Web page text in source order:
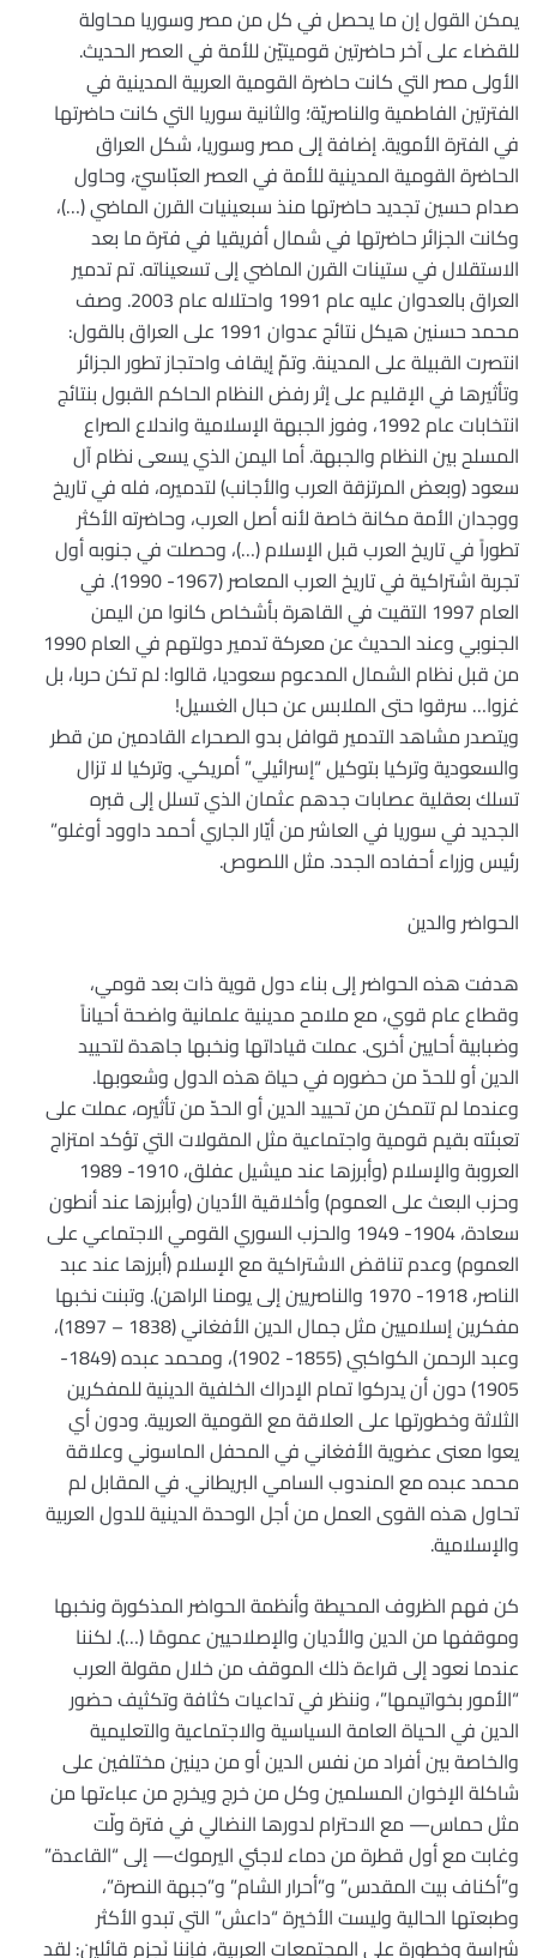
يمكن القول إن ما يحصل في كل من مصر وسوريا محاولة
للقضاء على آخر حاضرتين قوميتيّن للأمة في العصر الحديث.
الأولى مصر التي كانت حاضرة القومية العربية المدينية في
الفترتين الفاطمية والناصريّة؛ والثانية سوريا التي كانت حاضرتها
في الفترة الأموية. إضافة إلى مصر وسوريا، شكل العراق
الحاضرة القومية المدينية للأمة في العصر العبّاسيّ، وحاول
صدام حسين تجديد حاضرتها منذ سبعينيات القرن الماضي (…)،
وكانت الجزائر حاضرتها في شمال أفريقيا في فترة ما بعد
الاستقلال في ستينات القرن الماضي إلى تسعيناته. تم تدمير
العراق بالعدوان عليه عام 1991 واحتلاله عام 2003. وصف
محمد حسنين هيكل نتائج عدوان 1991 على العراق بالقول:
انتصرت القبيلة على المدينة. وتمّ إيقاف واحتجاز تطور الجزائر
وتأثيرها في الإقليم على إثر رفض النظام الحاكم القبول بنتائج
انتخابات عام 1992، وفوز الجبهة الإسلامية واندلاع الصراع
المسلح بين النظام والجبهة. أما اليمن الذي يسعى نظام آل
سعود (وبعض المرتزقة العرب والأجانب) لتدميره، فله في تاريخ
ووجدان الأمة مكانة خاصة لأنه أصل العرب، وحاضرته الأكثر
تطوراً في تاريخ العرب قبل الإسلام (…)، وحصلت في جنوبه أول
تجربة اشتراكية في تاريخ العرب المعاصر (1967- 1990). في
العام 1997 التقيت في القاهرة بأشخاص كانوا من اليمن
الجنوبي وعند الحديث عن معركة تدمير دولتهم في العام 1990
من قبل نظام الشمال المدعوم سعوديا، قالوا: لم تكن حربا، بل
غزوا… سرقوا حتى الملابس عن حبال الغسيل!
ويتصدر مشاهد التدمير قوافل بدو الصحراء القادمين من قطر
والسعودية وتركيا بتوكيل “إسرائيلي” أمريكي. وتركيا لا تزال
تسلك بعقلية عصابات جدهم عثمان الذي تسلل إلى قبره
الجديد في سوريا في العاشر من أيّار الجاري أحمد داوود أوغلو”
رئيس وزراء أحفاده الجدد. مثل اللصوص.
الحواضر والدين
هدفت هذه الحواضر إلى بناء دول قوية ذات بعد قومي،
وقطاع عام قوي، مع ملامح مدينية علمانية واضحة أحياناً
وضبابية أحايين أخرى. عملت قياداتها ونخبها جاهدة لتحييد
الدين أو للحدّ من حضوره في حياة هذه الدول وشعوبها.
وعندما لم تتمكن من تحييد الدين أو الحدّ من تأثيره، عملت على
تعبئته بقيم قومية واجتماعية مثل المقولات التي تؤكد امتزاج
العروبة والإسلام (وأبرزها عند ميشيل عفلق، 1910- 1989
وحزب البعث على العموم) وأخلاقية الأديان (وأبرزها عند أنطون
سعادة، 1904- 1949 والحزب السوري القومي الاجتماعي على
العموم) وعدم تناقض الاشتراكية مع الإسلام (أبرزها عند عبد
الناصر، 1918- 1970 والناصريين إلى يومنا الراهن). وتبنت نخبها
مفكرين إسلاميين مثل جمال الدين الأفغاني (1838 – 1897)،
وعبد الرحمن الكواكبي (1855- 1902)، ومحمد عبده (1849-
1905) دون أن يدركوا تمام الإدراك الخلفية الدينية للمفكرين
الثلاثة وخطورتها على العلاقة مع القومية العربية. ودون أي
يعوا معنى عضوية الأفغاني في المحفل الماسوني وعلاقة
محمد عبده مع المندوب السامي البريطاني. في المقابل لم
تحاول هذه القوى العمل من أجل الوحدة الدينية للدول العربية
والإسلامية.
كن فهم الظروف المحيطة وأنظمة الحواضر المذكورة ونخبها
وموقفها من الدين والأديان والإصلاحيين عمومًا (…). لكننا
عندما نعود إلى قراءة ذلك الموقف من خلال مقولة العرب
“الأمور بخواتيمها”، وننظر في تداعيات كثافة وتكثيف حضور
الدين في الحياة العامة السياسية والاجتماعية والتعليمية
والخاصة بين أفراد من نفس الدين أو من دينين مختلفين على
شاكلة الإخوان المسلمين وكل من خرج ويخرج من عباءتها من
مثل حماس— مع الاحترام لدورها النضالي في فترة ولّت
وغابت مع أول قطرة من دماء لاجئي اليرموك— إلى “القاعدة”
و”أكناف بيت المقدس” و”أحرار الشام” و”جبهة النصرة”،
وطبعتها الحالية وليست الأخيرة “داعش” التي تبدو الأكثر
شراسة وخطورة على المجتمعات العربية، فإننا نَجزم قائلين: لقد